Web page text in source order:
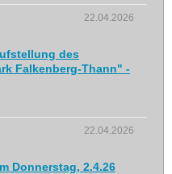
22.04.2026
des
Falkenberg-Thann" -
22.04.2026
Donnerstag, 2.4.26